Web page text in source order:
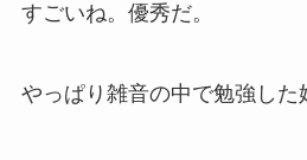
すごいね。優秀だ。
やっぱり雑音の中で勉強した